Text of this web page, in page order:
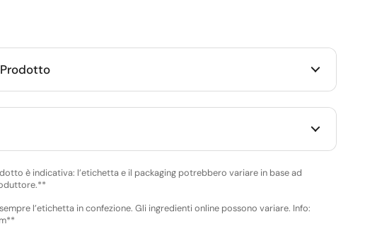
è indicativa: l’etichetta e il packaging potrebbero variare in base ad
l’etichetta in confezione. Gli ingredienti online possono variare. Info: